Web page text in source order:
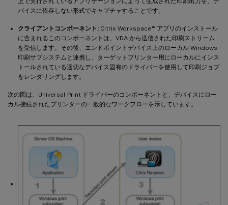
バイスに依存しない形式でキャプチャすることです。
クライアントコンポーネント: Citrix Workspace™アプリのインストール
に含まれるこのコンポーネントは、VDA から送信された印刷ストリーム
を受信します。その後、エンドポイントデバイス上のローカル Windows
印刷サブシステムと連携し、ターゲットプリンター用にローカルにインス
トールされている適切なデバイス固有のドライバーを使用して印刷ジョブ
をレンダリングします。
次の図は、Universal Print ドライバーのコンポーネントと、デバイスにロー
カル接続されたプリンターの一般的なワークフローを示しています。